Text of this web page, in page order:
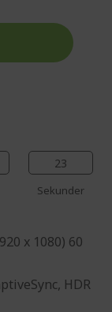
23
Sekunder
x 1080) 60
HDR